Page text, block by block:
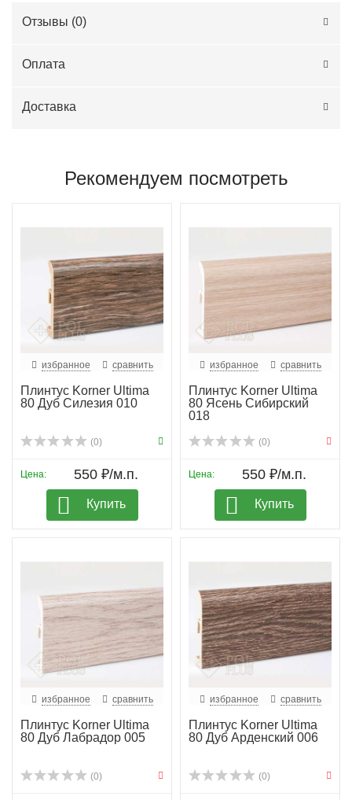
Отзывы (0)
Оплата
Доставка
Рекомендуем посмотреть
избранное сравнить
Плинтус Korner Ultima
80 Дуб Силезия 010
(0)
Цена: 550 ₽/м.п.
Купить
избранное сравнить
Плинтус Korner Ultima
80 Ясень Сибирский
018
(0)
Цена: 550 ₽/м.п.
Купить
избранное сравнить
Плинтус Korner Ultima
80 Дуб Лабрадор 005
(0)
избранное сравнить
Плинтус Korner Ultima
80 Дуб Арденский 006
(0)